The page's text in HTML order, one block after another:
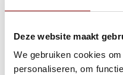
Deze website maakt
We gebruiken cookies
personaliseren, om